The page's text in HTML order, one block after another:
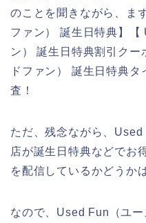
のことを聞きながら、ま
ファン） 誕生日特典】
ン） 誕生日特典割引ク
ドファン） 誕生日特典
査！
ただ、残念ながら、
店が誕生日特典などでお
を配信しているかどうか
なので、Used Fun（ユ